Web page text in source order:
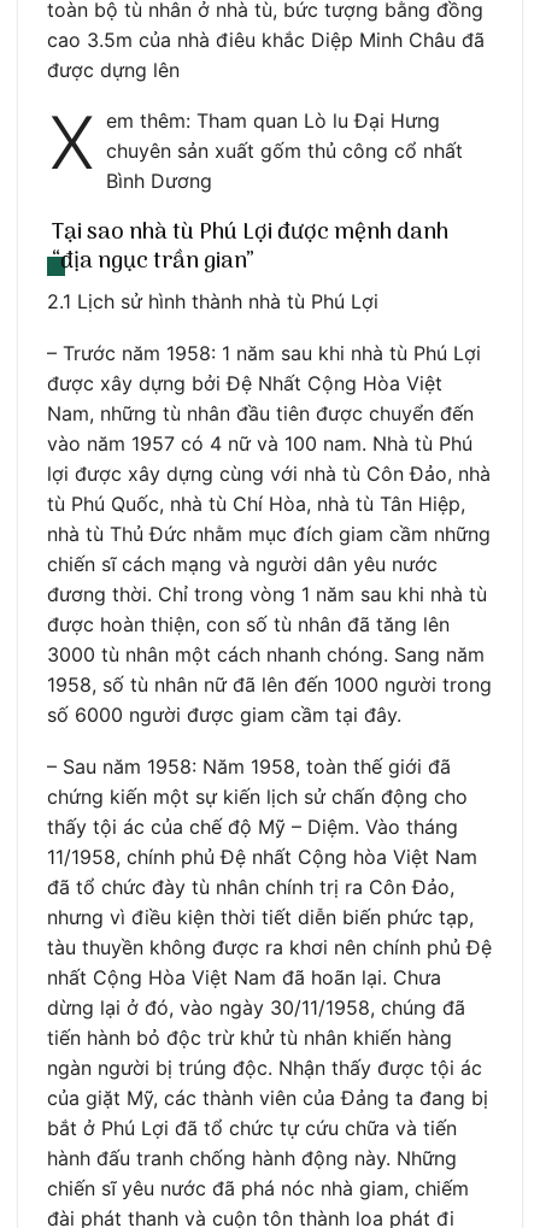
toàn bộ tù nhân ở nhà tù, bức tượng bằng đồng
cao 3.5m của nhà điêu khắc Diệp Minh Châu đã
được dựng lên
X em thêm: Tham quan Lò lu Đại Hưng
chuyên sản xuất gốm thủ công cổ nhất
Bình Dương
Tại sao nhà tù Phú Lợi được mệnh danh
“địa ngục trần gian”
2.1 Lịch sử hình thành nhà tù Phú Lợi
– Trước năm 1958: 1 năm sau khi nhà tù Phú Lợi
được xây dựng bởi Đệ Nhất Cộng Hòa Việt
Nam, những tù nhân đầu tiên được chuyển đến
vào năm 1957 có 4 nữ và 100 nam. Nhà tù Phú
lợi được xây dựng cùng với nhà tù Côn Đảo, nhà
tù Phú Quốc, nhà tù Chí Hòa, nhà tù Tân Hiệp,
nhà tù Thủ Đức nhằm mục đích giam cầm những
chiến sĩ cách mạng và người dân yêu nước
đương thời. Chỉ trong vòng 1 năm sau khi nhà tù
được hoàn thiện, con số tù nhân đã tăng lên
3000 tù nhân một cách nhanh chóng. Sang năm
1958, số tù nhân nữ đã lên đến 1000 người trong
số 6000 người được giam cầm tại đây.
– Sau năm 1958: Năm 1958, toàn thế giới đã
chứng kiến một sự kiến lịch sử chấn động cho
thấy tội ác của chế độ Mỹ – Diệm. Vào tháng
11/1958, chính phủ Đệ nhất Cộng hòa Việt Nam
đã tổ chức đày tù nhân chính trị ra Côn Đảo,
nhưng vì điều kiện thời tiết diễn biến phức tạp,
tàu thuyền không được ra khơi nên chính phủ Đệ
nhất Cộng Hòa Việt Nam đã hoãn lại. Chưa
dừng lại ở đó, vào ngày 30/11/1958, chúng đã
tiến hành bỏ độc trừ khử tù nhân khiến hàng
ngàn người bị trúng độc. Nhận thấy được tội ác
của giặt Mỹ, các thành viên của Đảng ta đang bị
bắt ở Phú Lợi đã tổ chức tự cứu chữa và tiến
hành đấu tranh chống hành động này. Những
chiến sĩ yêu nước đã phá nóc nhà giam, chiếm
đài phát thanh và cuộn tôn thành loa phát đi